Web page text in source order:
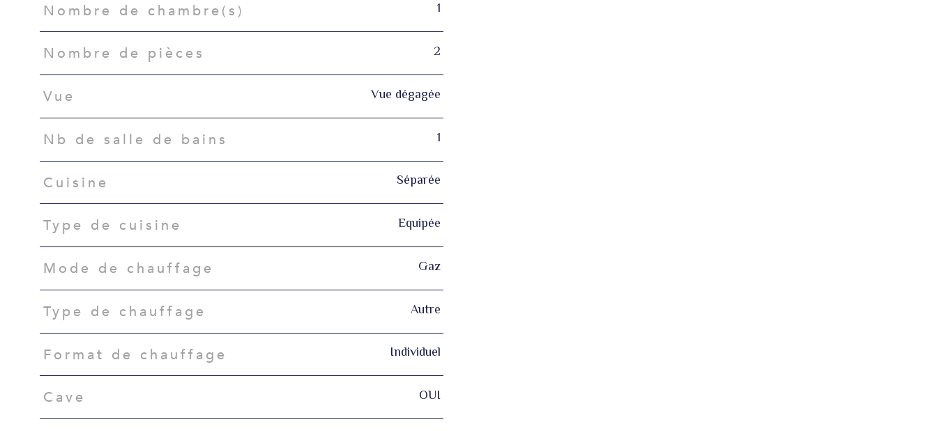
Nombre de chambre(s) 1
Nombre de pièces 2
Vue Vue dégagée
Nb de salle de bains 1
Cuisine Séparée
Type de cuisine Equipée
Mode de chauffage Gaz
Type de chauffage Autre
Format de chauffage Individuel
Cave OUI